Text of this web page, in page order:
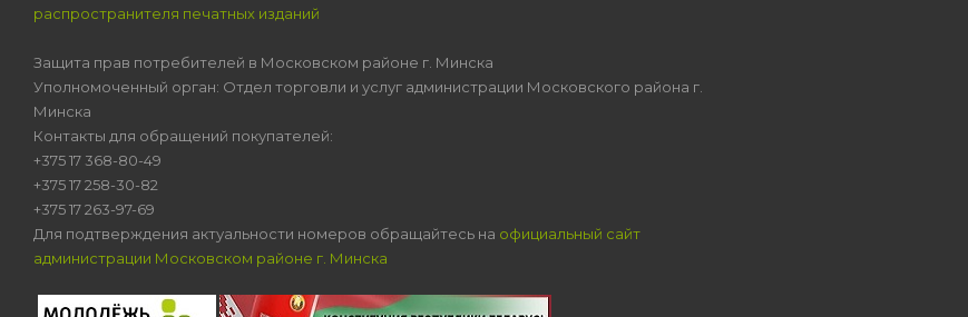
распространителя печатных изданий
Защита прав потребителей в Московском районе г. Минска
Уполномоченный орган: Отдел торговли и услуг администрации Московского района г.
Минска
Контакты для обращений покупателей:
+375 17 368-80-49
+375 17 258-30-82
+375 17 263-97-69
Для подтверждения актуальности номеров обращайтесь на официальный сайт
администрации Московском районе г. Минска